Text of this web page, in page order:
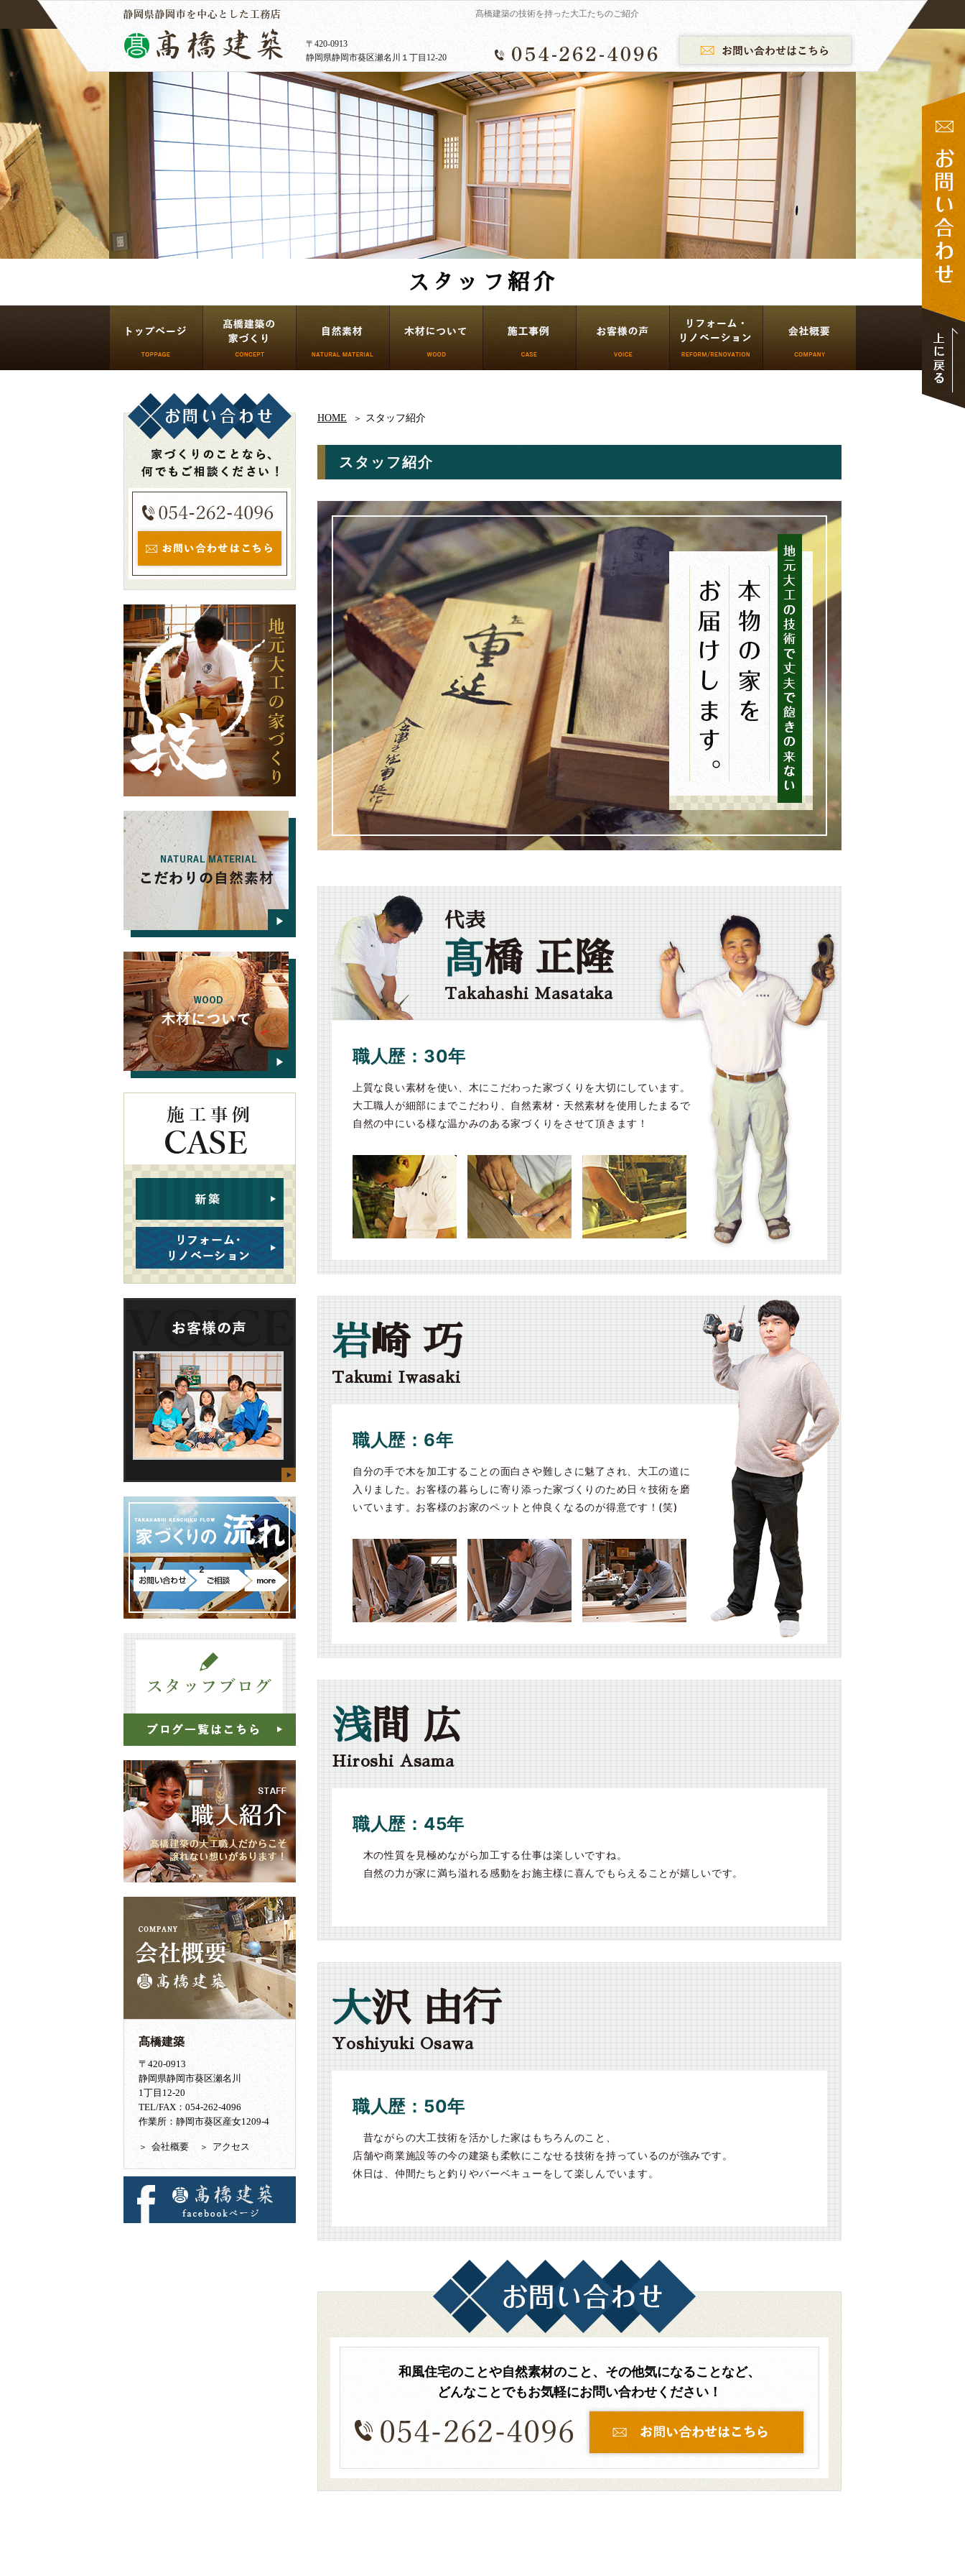
〒420-0913
静岡県静岡市葵区瀬名川１丁目12-20
髙橋建築の技術を持った大工たちのご紹介
スタッフ紹介
髙橋建築
〒420-0913
静岡県静岡市葵区瀬名川
1丁目12-20
TEL/FAX：054-262-4096
作業所：静岡市葵区産女1209-4
会社概要 アクセス
HOME スタッフ紹介
スタッフ紹介
代表
髙橋 正隆
Takahashi Masataka
職人歴：30年
上質な良い素材を使い、木にこだわった家づくりを大切にしています。
大工職人が細部にまでこだわり、自然素材・天然素材を使用したまるで
自然の中にいる様な温かみのある家づくりをさせて頂きます！
岩崎 巧
Takumi Iwasaki
職人歴：6年
自分の手で木を加工することの面白さや難しさに魅了され、大工の道に
入りました。お客様の暮らしに寄り添った家づくりのため日々技術を磨
いています。お客様のお家のペットと仲良くなるのが得意です！(笑)
浅間 広
Hiroshi Asama
職人歴：45年
木の性質を見極めながら加工する仕事は楽しいですね。
自然の力が家に満ち溢れる感動をお施主様に喜んでもらえることが嬉しいです。
大沢 由行
Yoshiyuki Osawa
職人歴：50年
昔ながらの大工技術を活かした家はもちろんのこと、
店舗や商業施設等の今の建築も柔軟にこなせる技術を持っているのが強みです。
休日は、仲間たちと釣りやバーベキューをして楽しんでいます。
和風住宅のことや自然素材のこと、その他気になることなど、
どんなことでもお気軽にお問い合わせください！